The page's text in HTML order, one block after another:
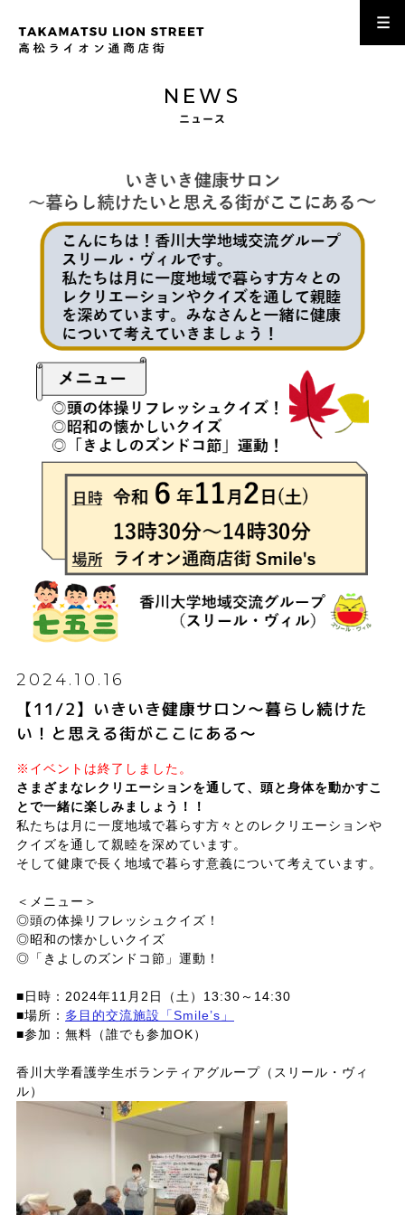
NEWS
ニュース
2024.10.16
【11/2】いきいき健康サロン～暮らし続けた
い！と思える街がここにある～
※イベントは終了しました。
さまざまなレクリエーションを通して、頭と身体を動かすこ
とで一緒に楽しみましょう！！
私たちは月に一度地域で暮らす方々とのレクリエーションや
クイズを通して親睦を深めています。
そして健康で長く地域で暮らす意義について考えています。
＜メニュー＞
◎頭の体操リフレッシュクイズ！
◎昭和の懐かしいクイズ
◎「きよしのズンドコ節」運動！
■日時：2024年11月2日（土）13:30～14:30
■場所： 多目的交流施設「Smile’s」
■参加：無料（誰でも参加OK）
香川大学看護学生ボランティアグループ（スリール・ヴィ
ル）